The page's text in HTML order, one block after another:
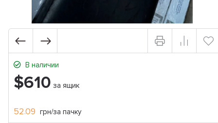
В наличии
$610 за ящик
52.09 грн/за пачку